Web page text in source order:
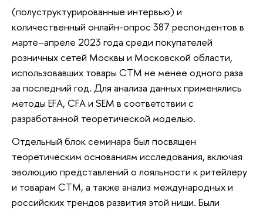
(полуструктурированные интервью) и
количественный онлайн-опрос 387 респондентов в
марте–апреле 2023 года среди покупателей
розничных сетей Москвы и Московской области,
использовавших товары СТМ не менее одного раза
за последний год. Для анализа данных применялись
методы EFA, CFA и SEM в соответствии с
разработанной теоретической моделью.
Отдельный блок семинара был посвящен
теоретическим основаниям исследования, включая
эволюцию представлений о лояльности к ритейлеру
и товарам СТМ, а также анализ международных и
российских трендов развития этой ниши. Были